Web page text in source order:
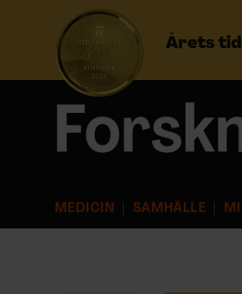
Årets
MEDICIN SAMHÄLLE
Prenumerera
NYHETSBREV